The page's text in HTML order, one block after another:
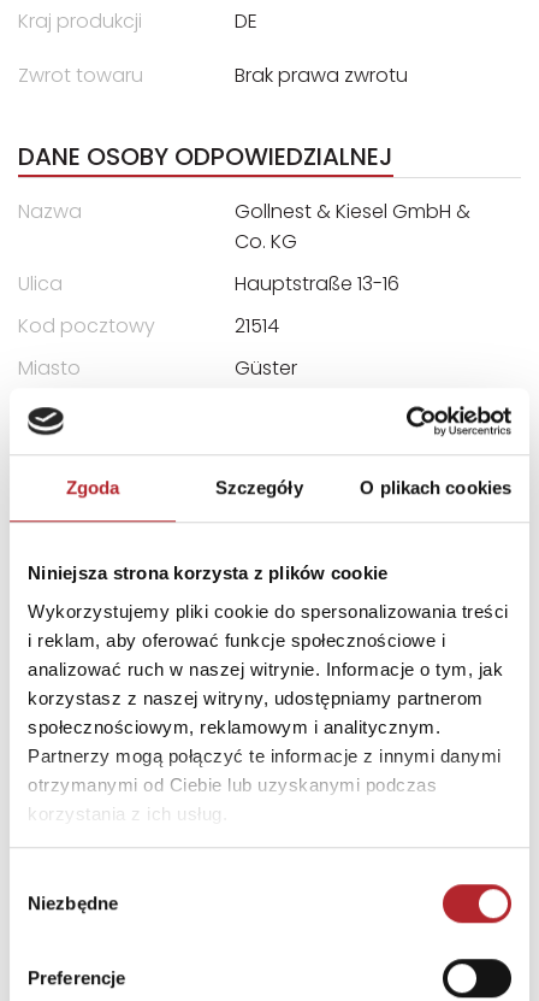
Zgoda Szczegóły O plikach cookies
Niniejsza strona korzysta z plików cookie
Wykorzystujemy pliki cookie do spersonalizowania treści
i reklam, aby oferować funkcje społecznościowe i
analizować ruch w naszej witrynie. Informacje o tym, jak
korzystasz z naszej witryny, udostępniamy partnerom
społecznościowym, reklamowym i analitycznym.
Partnerzy mogą połączyć te informacje z innymi danymi
otrzymanymi od Ciebie lub uzyskanymi podczas
korzystania z ich usług.
zgody
Niezbędne
Preferencje
Kraj produkcji
DE
Zwrot towaru
Brak prawa zwrotu
DANE OSOBY ODPOWIEDZIALNEJ
Nazwa
Gollnest & Kiesel GmbH &
Co. KG
Ulica
Hauptstraße 13-16
Kod pocztowy
21514
Miasto
Güster
E-mail
INNI KLIENCI KUPOWALI
Brak danych